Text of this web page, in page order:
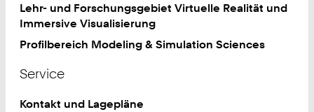
Lehr- und Forschungsgebiet Virtuelle Realität und
Immersive Visualisierung
Profilbereich Modeling & Simulation Sciences
Service
Kontakt und Lagepläne